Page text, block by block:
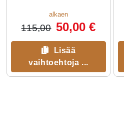
alkaen
115,00 50,00 €
Lisää
vaihtoehtoja ...